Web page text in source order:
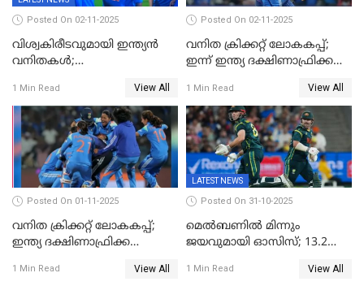
Posted On 02-11-2025
വിശ്വകിരീടവുമായി ഇന്ത്യൻ
വനിതകൾ;
ഇന്ത്യയ്ക്ക് വനിതാ ക്രിക്കറ്റ്
ലോകകപ്പ്
1 Min Read View All
Posted On 02-11-2025
വനിത ക്രിക്കറ്റ് ലോകകപ്പ്;
ഇന്ന് ഇന്ത്യ ദക്ഷിണാഫ്രിക്ക
1 Min Read View All
Posted On 01-11-2025
വനിത ക്രിക്കറ്റ് ലോകകപ്പ്;
ഇന്ത്യ ദക്ഷിണാഫ്രിക്ക
1 Min Read View All
LATEST NEWS
Posted On 31-10-2025
മെൽബണിൽ മിന്നും
ജയവുമായി ഓസിസ്; 13.2
പരമ്പരയിൽ ലീഡ്
1 Min Read View All